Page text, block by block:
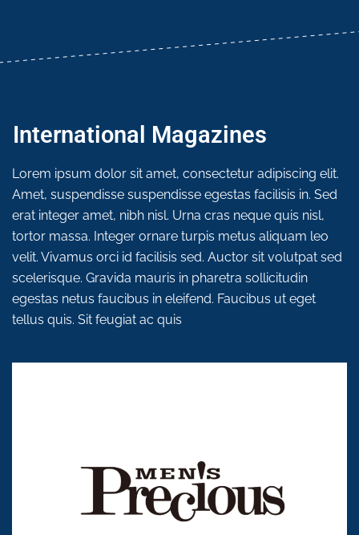
International Magazines
Lorem ipsum dolor sit amet, consectetur adipiscing elit.
Amet, suspendisse suspendisse egestas facilisis in. Sed
erat integer amet, nibh nisl. Urna cras neque quis nisl,
tortor massa. Integer ornare turpis metus aliquam leo
velit. Vivamus orci id facilisis sed. Auctor sit volutpat sed
scelerisque. Gravida mauris in pharetra sollicitudin
egestas netus faucibus in eleifend. Faucibus ut eget
tellus quis. Sit feugiat ac quis